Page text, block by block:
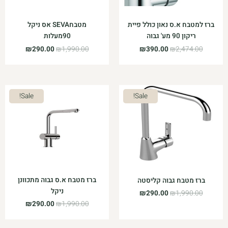
ברז למטבח א.ס נאון כולל פיית
ריקון 90 מע' גבוה
₪2,474.00
₪390.00
מטבחSEVA אס ניקל
90מעלות
₪1,990.00
₪290.00
Sale!
ברז מטבח גבוה קליסטה
₪1,990.00
המחיר
המקורי
היה:
₪290.00
המחיר
הנוכחי
הוא:
Sale!
ברז מטבח א.ס גבוה מתכוונן
ניקל
₪1,990.00
המחיר
היה:
₪1,990.00.
₪290.00
המחיר
הנוכחי
הוא: